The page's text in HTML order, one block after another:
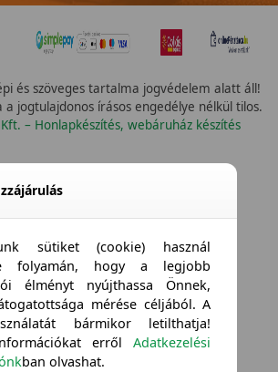
és szöveges tartalma jogvédelem alatt áll!
a jogtulajdonos írásos engedélye nélkül tilos.
– Honlapkészítés, webáruház készítés
sütiket (cookie) használ
folyamán, hogy a legjobb
élményt nyújthassa Önnek,
mérése céljából. A
bármikor letilthatja!
errőlAdatkezelési
ban olvashat.